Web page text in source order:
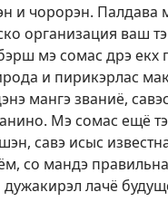
и чорорэн. Палдава
организация ваш
мэ сомас дрэ екх
и пирикэрлас
мангэ званиё,
Мэ сомас ещё
савэ исыс
со мандэ
лачё